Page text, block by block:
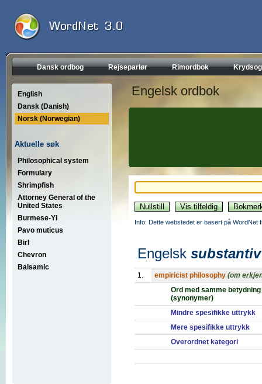
Dansk ordbog Rejseparlør Rimordbok
English
Dansk (Danish)
Norsk (Norwegian)
Aktuelle søk
Philosophical system
Formulary
Shrimpfish
Attorney General of the
United States
Burmese-Yi
Pavo muticus
Birl
Chevron
Balsamic
Engelsk ordbok
Info: Dette webstedet er basert på WordNet
Engelsk substantiv
1. empiricist philosophy (om
Ord med samme betydning
(synonymer)
Mindre spesifikke uttrykk
Mere spesifikke uttrykk
Overordnet kategori